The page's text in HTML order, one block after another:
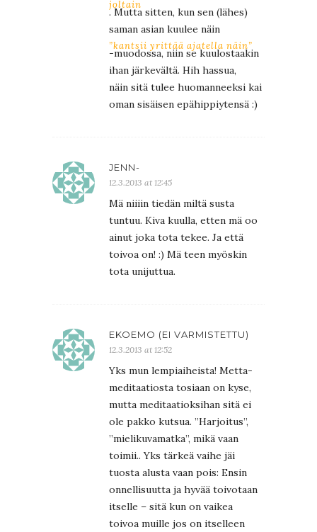
joltain
. Mutta sitten, kun sen (lähes)
saman asian kuulee näin
”kantsii yrittää ajatella näin”
-muodossa, niin se kuulostaakin
ihan järkevältä. Hih hassua,
näin sitä tulee huomanneeksi kai
oman sisäisen epähippiytensä :)
JENN-
12.3.2013 at 12:45
Mä niiiin tiedän miltä susta
tuntuu. Kiva kuulla, etten mä oo
ainut joka tota tekee. Ja että
toivoa on! :) Mä teen myöskin
tota unijuttua.
EKOEMO (EI VARMISTETTU)
12.3.2013 at 12:52
Yks mun lempiaiheista! Metta-
meditaatiosta tosiaan on kyse,
mutta meditaatioksihan sitä ei
ole pakko kutsua. ”Harjoitus”,
”mielikuvamatka”, mikä vaan
toimii.. Yks tärkeä vaihe jäi
tuosta alusta vaan pois: Ensin
onnellisuutta ja hyvää toivotaan
itselle – sitä kun on vaikea
toivoa muille jos on itselleen